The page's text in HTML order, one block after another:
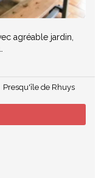
agréable jardin,
Presqu'île de Rhuys